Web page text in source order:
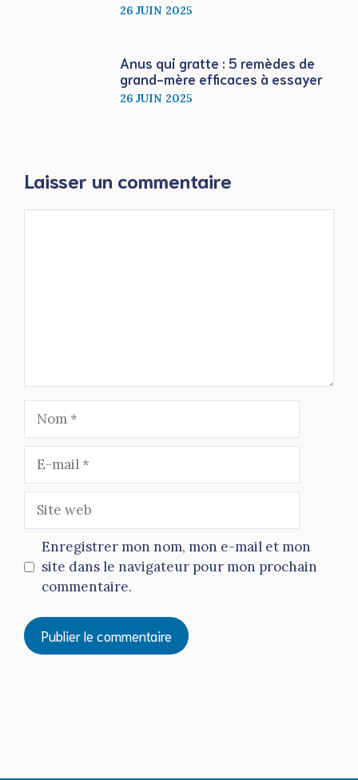
26 JUIN 2025
Anus qui gratte : 5 remèdes de
grand-mère efficaces à essayer
26 JUIN 2025
Laisser un commentaire
mail
web
Enregistrer mon nom, mon e-mail et mon
site dans le navigateur pour mon prochain
commentaire.